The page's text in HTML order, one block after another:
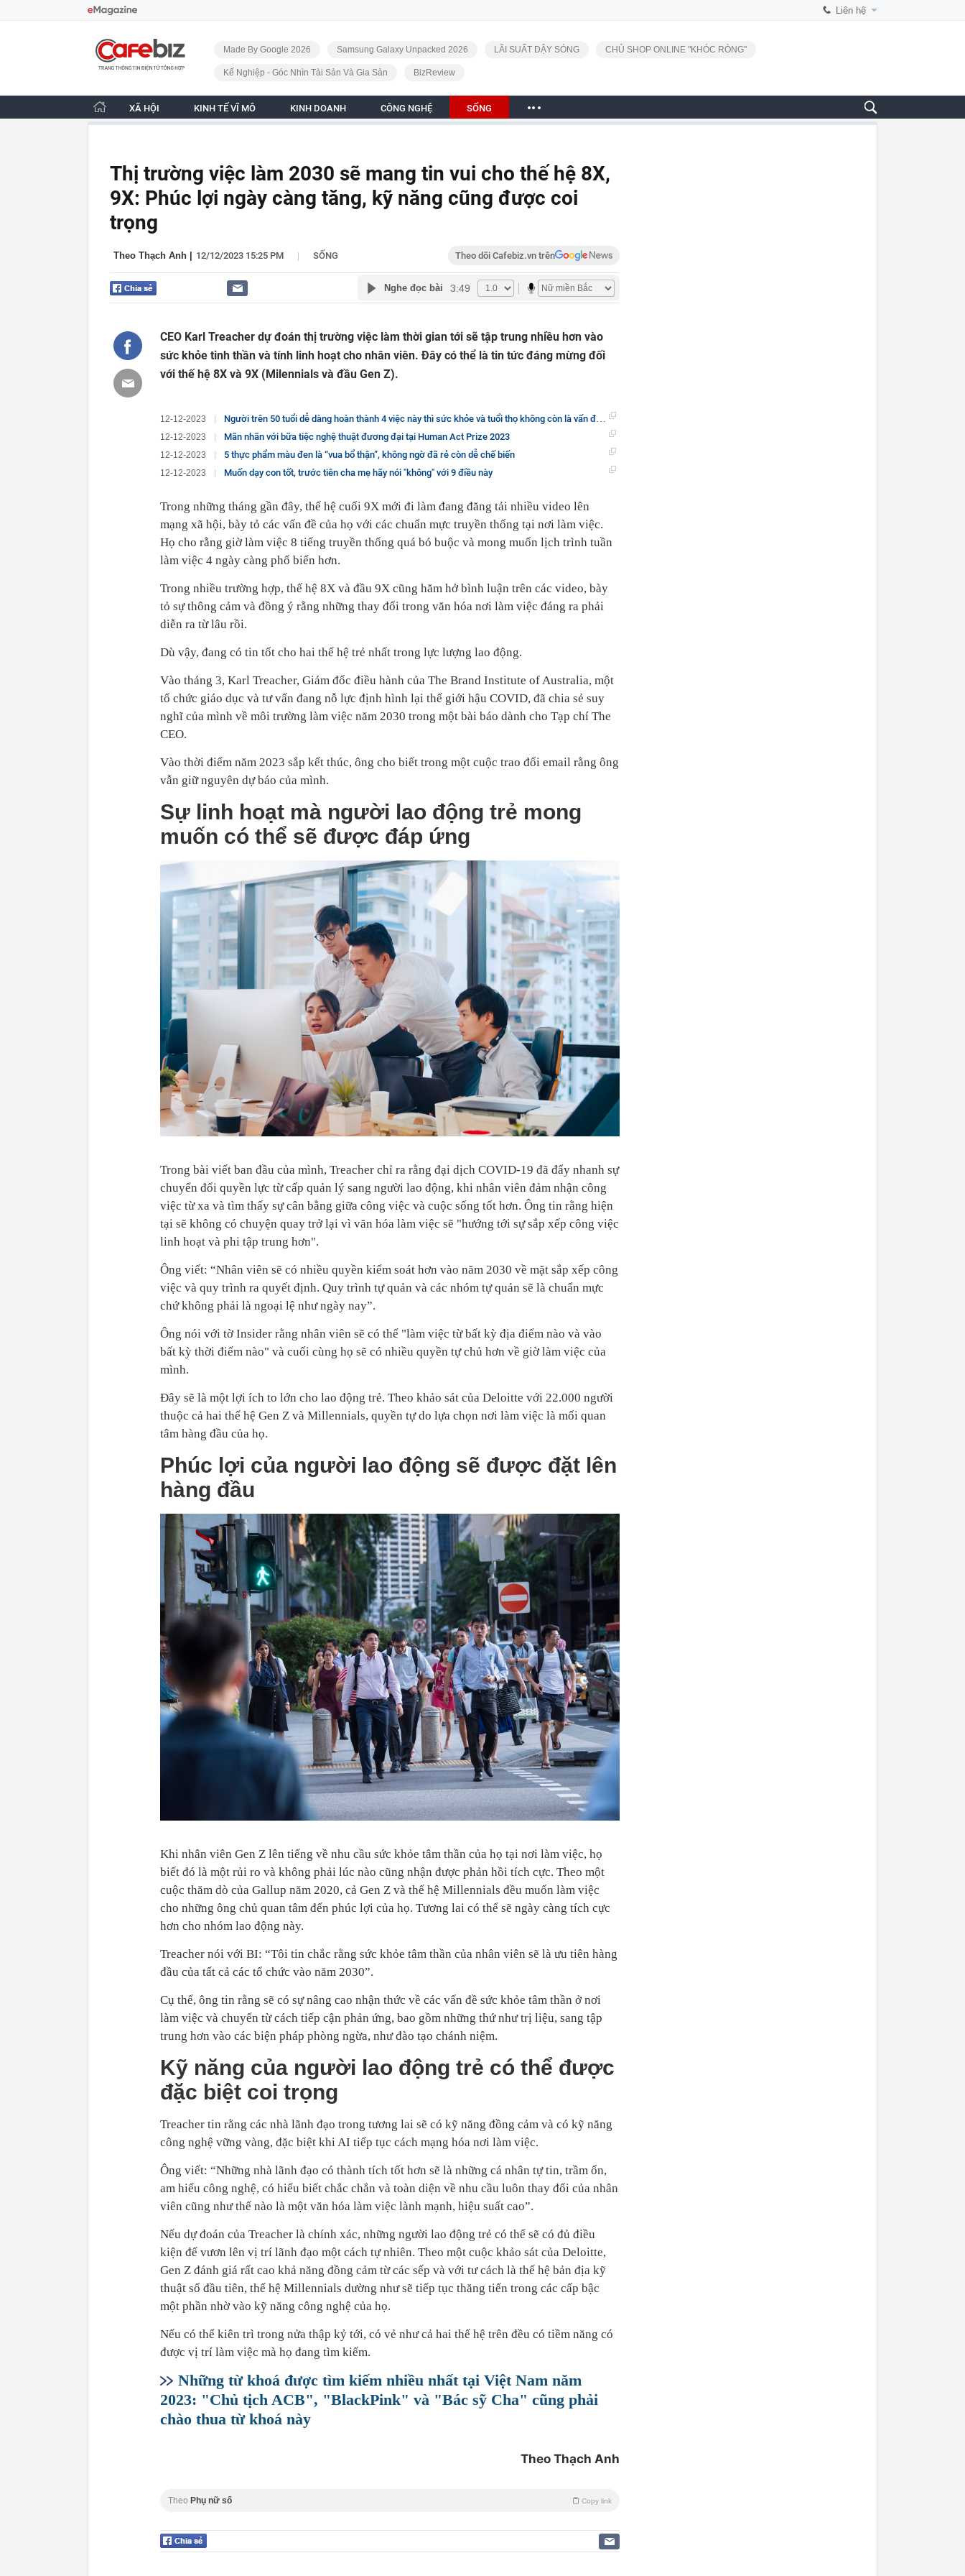
Liên hệ
CafeBiz - Trang chủ
Made By Google 2026 Samsung Galaxy Unpacked 2026 LÃI SUẤT DẬY SÓNG CHỦ SHOP ONLINE "KHÓC RÒNG"
Kế Nghiệp - Góc Nhìn Tài Sản Và Gia Sản BizReview
XÃ HỘI KINH TẾ VĨ MÔ KINH DOANH CÔNG NGHỆ SỐNG
Thị trường việc làm 2030 sẽ mang tin vui cho thế hệ 8X,
9X: Phúc lợi ngày càng tăng, kỹ năng cũng được coi
trọng
Theo Thạch Anh 12/12/2023 15:25 PM | SỐNG Theo dõi Cafebiz.vn trên
Nghe đọc bài 3:49
CEO Karl Treacher dự đoán thị trường việc làm thời gian tới sẽ tập trung nhiều hơn vào
sức khỏe tinh thần và tính linh hoạt cho nhân viên. Đây có thể là tin tức đáng mừng đối
với thế hệ 8X và 9X (Milennials và đầu Gen Z).
12-12-2023 Người trên 50 tuổi dễ dàng hoàn thành 4 việc này thì sức khỏe và tuổi thọ không còn là vấn đề lớn
12-12-2023 Mãn nhãn với bữa tiệc nghệ thuật đương đại tại Human Act Prize 2023
12-12-2023 5 thực phẩm màu đen là “vua bổ thận”, không ngờ đã rẻ còn dễ chế biến
12-12-2023 Muốn dạy con tốt, trước tiên cha mẹ hãy nói "không" với 9 điều này
Trong những tháng gần đây, thế hệ cuối 9X mới đi làm đang đăng tải nhiều video lên
mạng xã hội, bày tỏ các vấn đề của họ với các chuẩn mực truyền thống tại nơi làm việc.
Họ cho rằng giờ làm việc 8 tiếng truyền thống quá bó buộc và mong muốn lịch trình tuần
làm việc 4 ngày càng phổ biến hơn.
Trong nhiều trường hợp, thế hệ 8X và đầu 9X cũng hăm hở bình luận trên các video, bày
tỏ sự thông cảm và đồng ý rằng những thay đổi trong văn hóa nơi làm việc đáng ra phải
diễn ra từ lâu rồi.
Dù vậy, đang có tin tốt cho hai thế hệ trẻ nhất trong lực lượng lao động.
Vào tháng 3, Karl Treacher, Giám đốc điều hành của The Brand Institute of Australia, một
tổ chức giáo dục và tư vấn đang nỗ lực định hình lại thế giới hậu COVID, đã chia sẻ suy
nghĩ của mình về môi trường làm việc năm 2030 trong một bài báo dành cho Tạp chí The
CEO.
Vào thời điểm năm 2023 sắp kết thúc, ông cho biết trong một cuộc trao đổi email rằng ông
vẫn giữ nguyên dự báo của mình.
Sự linh hoạt mà người lao động trẻ mong
muốn có thể sẽ được đáp ứng
Trong bài viết ban đầu của mình, Treacher chỉ ra rằng đại dịch COVID-19 đã đẩy nhanh sự
chuyển đổi quyền lực từ cấp quản lý sang người lao động, khi nhân viên đảm nhận công
việc từ xa và tìm thấy sự cân bằng giữa công việc và cuộc sống tốt hơn. Ông tin rằng hiện
tại sẽ không có chuyện quay trở lại vì văn hóa làm việc sẽ "hướng tới sự sắp xếp công việc
linh hoạt và phi tập trung hơn".
Ông viết: “Nhân viên sẽ có nhiều quyền kiểm soát hơn vào năm 2030 về mặt sắp xếp công
việc và quy trình ra quyết định. Quy trình tự quản và các nhóm tự quản sẽ là chuẩn mực
chứ không phải là ngoại lệ như ngày nay”.
Ông nói với tờ Insider rằng nhân viên sẽ có thể "làm việc từ bất kỳ địa điểm nào và vào
bất kỳ thời điểm nào" và cuối cùng họ sẽ có nhiều quyền tự chủ hơn về giờ làm việc của
mình.
Đây sẽ là một lợi ích to lớn cho lao động trẻ. Theo khảo sát của Deloitte với 22.000 người
thuộc cả hai thế hệ Gen Z và Millennials, quyền tự do lựa chọn nơi làm việc là mối quan
tâm hàng đầu của họ.
Phúc lợi của người lao động sẽ được đặt lên
hàng đầu
Khi nhân viên Gen Z lên tiếng về nhu cầu sức khỏe tâm thần của họ tại nơi làm việc, họ
biết đó là một rủi ro và không phải lúc nào cũng nhận được phản hồi tích cực. Theo một
cuộc thăm dò của Gallup năm 2020, cả Gen Z và thế hệ Millennials đều muốn làm việc
cho những ông chủ quan tâm đến phúc lợi của họ. Tương lai có thể sẽ ngày càng tích cực
hơn cho nhóm lao động này.
Treacher nói với BI: “Tôi tin chắc rằng sức khỏe tâm thần của nhân viên sẽ là ưu tiên hàng
đầu của tất cả các tổ chức vào năm 2030”.
Cụ thể, ông tin rằng sẽ có sự nâng cao nhận thức về các vấn đề sức khỏe tâm thần ở nơi
làm việc và chuyển từ cách tiếp cận phản ứng, bao gồm những thứ như trị liệu, sang tập
trung hơn vào các biện pháp phòng ngừa, như đào tạo chánh niệm.
Kỹ năng của người lao động trẻ có thể được
đặc biệt coi trọng
Treacher tin rằng các nhà lãnh đạo trong tương lai sẽ có kỹ năng đồng cảm và có kỹ năng
công nghệ vững vàng, đặc biệt khi AI tiếp tục cách mạng hóa nơi làm việc.
Ông viết: “Những nhà lãnh đạo có thành tích tốt hơn sẽ là những cá nhân tự tin, trầm ổn,
am hiểu công nghệ, có hiểu biết chắc chắn và toàn diện về nhu cầu luôn thay đổi của nhân
viên cũng như thế nào là một văn hóa làm việc lành mạnh, hiệu suất cao”.
Nếu dự đoán của Treacher là chính xác, những người lao động trẻ có thể sẽ có đủ điều
kiện để vươn lên vị trí lãnh đạo một cách tự nhiên. Theo một cuộc khảo sát của Deloitte,
Gen Z đánh giá rất cao khả năng đồng cảm từ các sếp và với tư cách là thế hệ bản địa kỹ
thuật số đầu tiên, thế hệ Millennials dường như sẽ tiếp tục thăng tiến trong các cấp bậc
một phần nhờ vào kỹ năng công nghệ của họ.
Nếu có thể kiên trì trong nửa thập kỷ tới, có vẻ như cả hai thế hệ trên đều có tiềm năng có
được vị trí làm việc mà họ đang tìm kiếm.
Những từ khoá được tìm kiếm nhiều nhất tại Việt Nam năm
2023: "Chủ tịch ACB", "BlackPink" và "Bác sỹ Cha" cũng phải
chào thua từ khoá này
Theo Thạch Anh
Theo Phụ nữ số Copy link